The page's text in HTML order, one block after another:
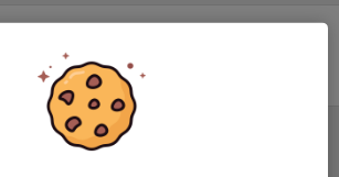
Ingen uppställning ifylld